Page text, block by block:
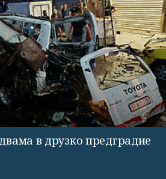
в друзко предградие